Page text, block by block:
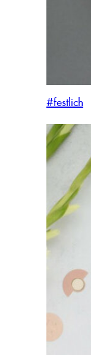
#festlich